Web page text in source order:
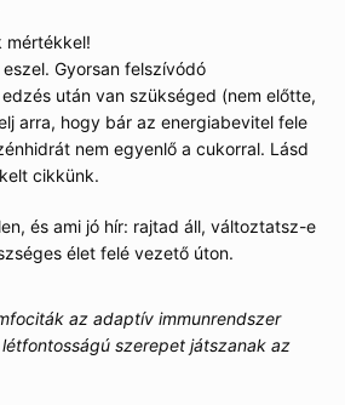
mértékkel!
Gyorsan felszívódó
után van szükséged (nem előtte,
arra, hogy bár az energiabevitel fele
nem egyenlő a cukorral. Lásd
cikkünk.
és ami jó hír: rajtad áll, változtatsz-e
élet felé vezető úton.
az adaptív immunrendszer
szerepet játszanak az